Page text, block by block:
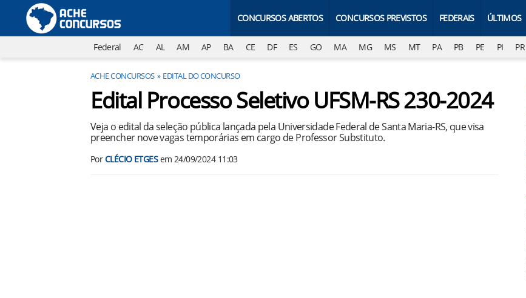
CONCURSOS ABERTOS CONCURSOS PREVISTOS FEDERAIS ÚLTIMOS
Federal AC AL AM AP BA CE DF ES GO MA MG MS MT PA PB PE PI PR
ACHE CONCURSOS EDITAL DO CONCURSO
Edital Processo Seletivo UFSM-RS 230-2024
Veja o edital da seleção pública lançada pela Universidade Federal de Santa Maria-RS, que visa
preencher nove vagas temporárias em cargo de Professor Substituto.
PorCLÉCIO ETGESem 24/09/2024 11:03